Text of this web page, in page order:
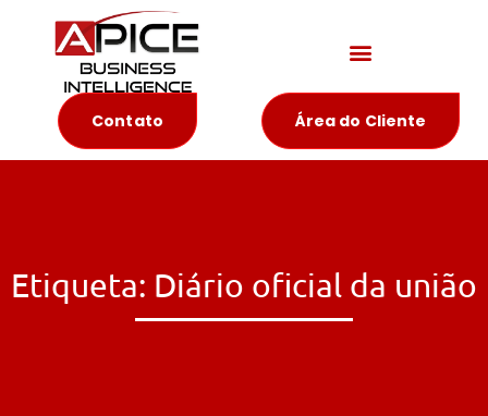
Contato Área do Cliente
Etiqueta: Diário oficial da união